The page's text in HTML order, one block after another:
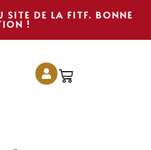
SITE DE LA FITF. BONNE
!